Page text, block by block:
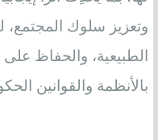
وتعزيز سلوك المجتمع،
الطبيعية، والحفاظ على
بالأنظمة والقوانين